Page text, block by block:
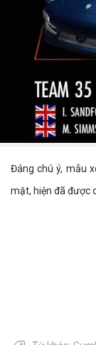
Đáng chú ý, mẫu
mặt, hiện đã được